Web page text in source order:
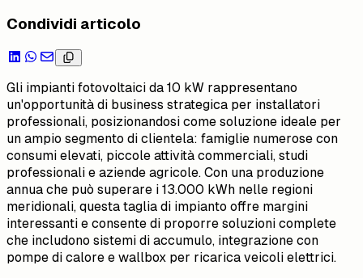
Condividi articolo
Gli impianti fotovoltaici da 10 kW rappresentano
un'opportunità di business strategica per installatori
professionali, posizionandosi come soluzione ideale per
un ampio segmento di clientela: famiglie numerose con
consumi elevati, piccole attività commerciali, studi
professionali e aziende agricole. Con una produzione
annua che può superare i 13.000 kWh nelle regioni
meridionali, questa taglia di impianto offre margini
interessanti e consente di proporre soluzioni complete
che includono sistemi di accumulo, integrazione con
pompe di calore e wallbox per ricarica veicoli elettrici.